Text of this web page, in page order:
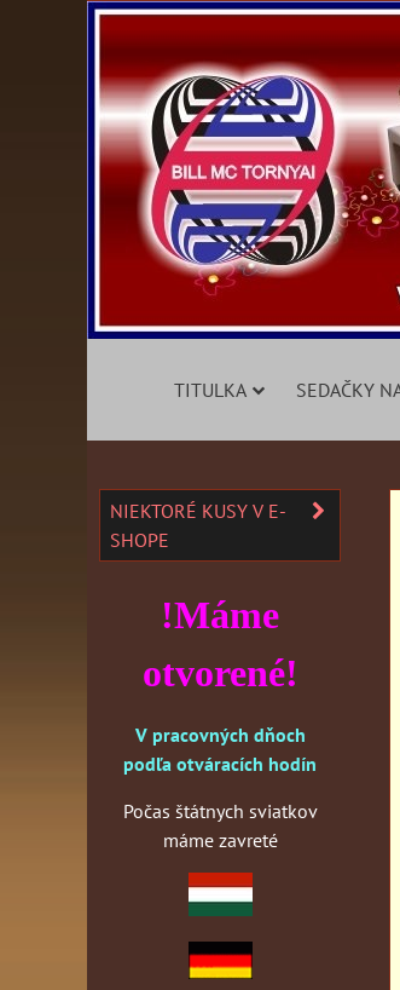
TITULKA SEDAČKY
NIEKTORÉ KUSY V E-
SHOPE
!Máme
otvorené!
V pracovných dňoch
podľa otváracích hodín
Počas štátnych sviatkov
máme zavreté